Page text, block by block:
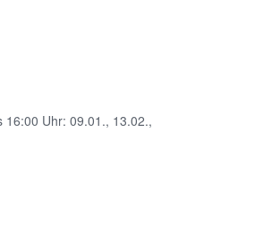
16:00 Uhr: 09.01., 13.02.,